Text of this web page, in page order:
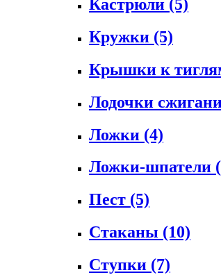
Кастрюли (5)
Кружки (5)
Крышки к
Лодочки
Ложки (4)
Ложки-шпатели
Пест (5)
Стаканы (10)
Ступки (7)